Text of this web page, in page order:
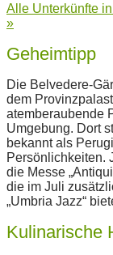
Alle Unterkünfte
»
Geheimtipp
Die Belvedere-
dem
atemberaubende
Umgebung. Dort
bekannt als
Persönlichkeiten.
die Messe
die im Juli
„Umbria Jazz“
Kulinarische